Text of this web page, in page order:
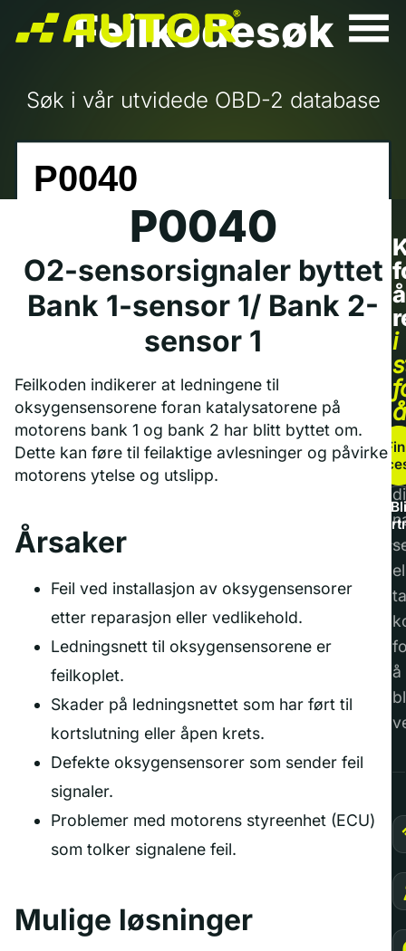
Feilkodesøk
Søk i vår utvidede OBD-2 database
P0040
O2-sensorsignaler byttet
Bank 1-sensor 1/ Bank 2-
sensor 1
Feilkoden indikerer at ledningene til
oksygensensorene foran katalysatorene på
motorens bank 1 og bank 2 har blitt byttet om.
Dette kan føre til feilaktige avlesninger og påvirke
motorens ytelse og utslipp.
Årsaker
Feil ved installasjon av oksygensensorer
etter reparasjon eller vedlikehold.
Ledningsnett til oksygensensorene er
feilkoplet.
Skader på ledningsnettet som har ført til
kortslutning eller åpen krets.
Defekte oksygensensorer som sender feil
signaler.
Problemer med motorens styreenhet (ECU)
som tolker signalene feil.
Mulige løsninger
å
i
å
ta
å
Bli